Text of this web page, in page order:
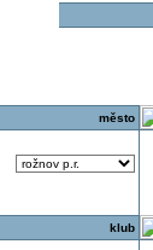
město
klub